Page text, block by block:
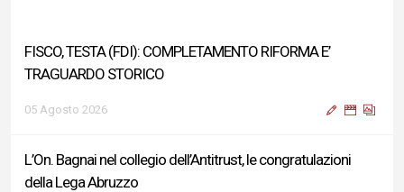
FISCO, TESTA (FDI): COMPLETAMENTO RIFORMA E’
TRAGUARDO STORICO
05 Agosto 2026
L’On. Bagnai nel collegio dell’Antitrust, le congratulazioni
della Lega Abruzzo